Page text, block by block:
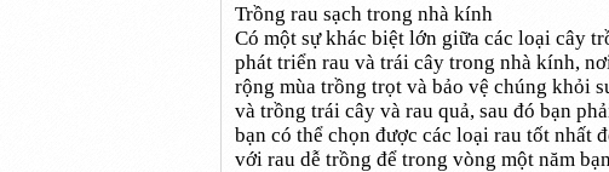
Trồng rau sạch trong nhà kính
Có một sự khác biệt lớn giữa các loại cây
phát triển rau và trái cây trong nhà kính,
rộng mùa trồng trọt và bảo vệ chúng khỏi
và trồng trái cây và rau quả, sau đó bạn
bạn có thể chọn được các loại rau tốt nhất
với rau dễ trồng để trong vòng một năm